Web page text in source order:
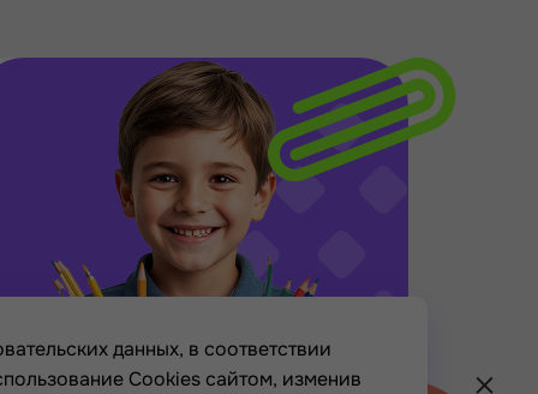
данных, в соответствии
Cookies сайтом, изменив